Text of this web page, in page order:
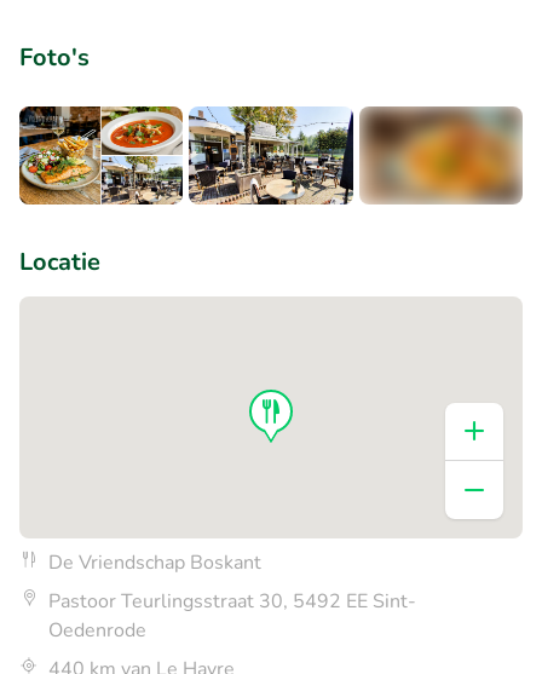
Foto's
Locatie
De Vriendschap Boskant
Pastoor Teurlingsstraat 30, 5492 EE Sint-
Oedenrode